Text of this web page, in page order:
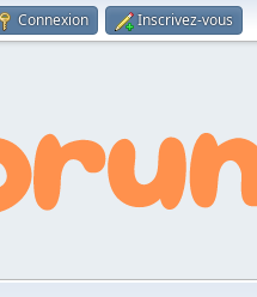
Connexion Inscrivez-vous